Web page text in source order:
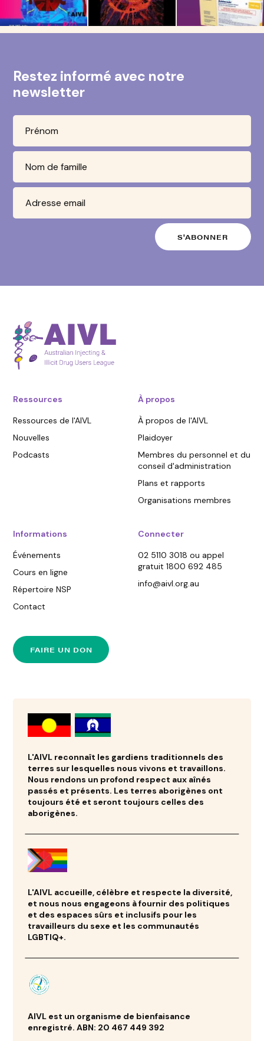
Restez informé avec notre
newsletter
Ressources
Ressources de l'AIVL
Nouvelles
Podcasts
À propos
À propos de l'AIVL
Plaidoyer
Membres du personnel et du
conseil d'administration
Plans et rapports
Organisations membres
Informations
Événements
Cours en ligne
Répertoire NSP
Contact
Connecter
02 5110 3018 ou appel
gratuit 1800 692 485
info@aivl.org.au
FAIRE UN DON
L'AIVL reconnaît les gardiens traditionnels des
terres sur lesquelles nous vivons et travaillons.
Nous rendons un profond respect aux aînés
passés et présents. Les terres aborigènes ont
toujours été et seront toujours celles des
aborigènes.
L'AIVL accueille, célèbre et respecte la diversité,
et nous nous engageons à fournir des politiques
et des espaces sûrs et inclusifs pour les
travailleurs du sexe et les communautés
LGBTIQ+.
AIVL est un organisme de bienfaisance
enregistré. ABN: 20 467 449 392